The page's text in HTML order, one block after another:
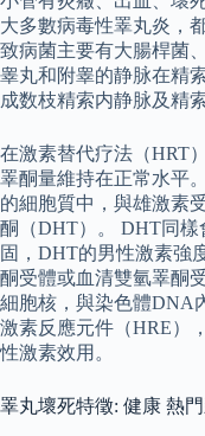
大多數病毒性睪丸炎，
致病菌主要有大腸桿菌
睾丸和附睾的静脉在精
成数枝精索内静脉及精
在激素替代疗法（HRT
睪酮量維持在正常水平
的細胞質中，與雄激素
酮（DHT）。 DHT同
固，DHT的男性激素強
酮受體或血清雙氫睪酮
細胞核，與染色體DNA
激素反應元件（HRE）
性激素效用。
睪丸壞死特徵: 健康 熱